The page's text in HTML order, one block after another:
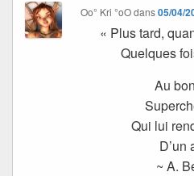
Oo° Kri °oOdans05/04/
« Plus tard,
Quelques
Au
Qui lui
D’un
~ A.